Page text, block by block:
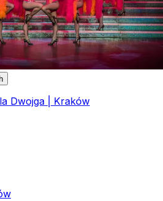
Dwojga | Kraków